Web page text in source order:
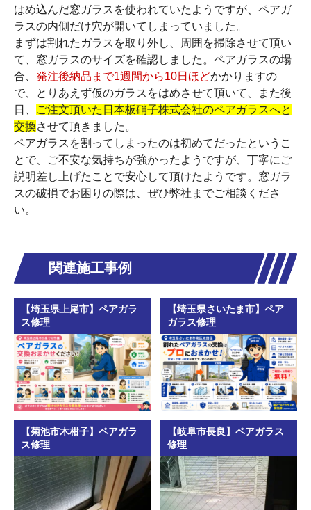
はめ込んだ窓ガラスを使われていたようですが、ペアガ
ラスの内側だけ穴が開いてしまっていました。
まずは割れたガラスを取り外し、周囲を掃除させて頂い
て、窓ガラスのサイズを確認しました。ペアガラスの場
合、 発注後納品まで1週間から10日ほどかかりますの
で、とりあえず仮のガラスをはめさせて頂いて、また後
日、
ご注文頂いた日本板硝子株式会社のペアガラスへと
交換させて頂きました。
ペアガラスを割ってしまったのは初めてだったというこ
とで、ご不安な気持ちが強かったようですが、丁寧にご
説明差し上げたことで安心して頂けたようです。窓ガラ
スの破損でお困りの際は、ぜひ弊社までご相談くださ
い。
関連施工事例
【埼玉県上尾市】ペアガラ
ス修理
【埼玉県さいたま市】ペア
ガラス修理
【菊池市木柑子】ペアガラ
ス修理
【岐阜市長良】ペアガラス
修理